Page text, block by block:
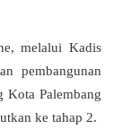
melalui Kadis
pembangunan
Kota Palembang
ke tahap 2.